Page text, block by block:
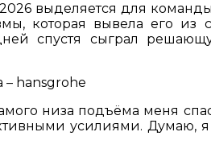
выделяется для
которая вывела его из
спустя сыграл
– hansgrohe
низа подъёма меня
усилиями. Думаю,